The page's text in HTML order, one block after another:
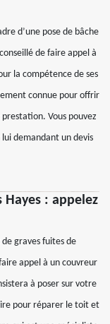
d’une pose de bâche
de faire appel à
la compétence de ses
connue pour offrir
Vous pouvez
demandant un devis
: appelez
graves fuites de
appel à un couvreur
à poser sur votre
pour réparer le toit et